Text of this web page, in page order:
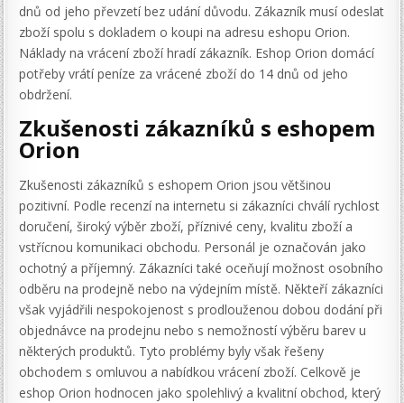
dnů od jeho převzetí bez udání důvodu. Zákazník musí odeslat
zboží spolu s dokladem o koupi na adresu eshopu Orion.
Náklady na vrácení zboží hradí zákazník. Eshop Orion domácí
potřeby vrátí peníze za vrácené zboží do 14 dnů od jeho
obdržení.
Zkušenosti zákazníků s eshopem
Orion
Zkušenosti zákazníků s eshopem Orion jsou většinou
pozitivní. Podle recenzí na internetu si zákazníci chválí rychlost
doručení, široký výběr zboží, příznivé ceny, kvalitu zboží a
vstřícnou komunikaci obchodu. Personál je označován jako
ochotný a příjemný. Zákazníci také oceňují možnost osobního
odběru na prodejně nebo na výdejním místě. Někteří zákazníci
však vyjádřili nespokojenost s prodlouženou dobou dodání při
objednávce na prodejnu nebo s nemožností výběru barev u
některých produktů. Tyto problémy byly však řešeny
obchodem s omluvou a nabídkou vrácení zboží. Celkově je
eshop Orion hodnocen jako spolehlivý a kvalitní obchod, který